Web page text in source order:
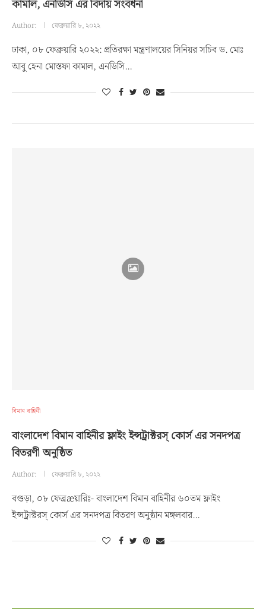
কামাল, এনডিসি এর বিদায় সংবর্ধনা
Author: ফেব্রুয়ারি ৮, ২০২২
ঢাকা, ০৮ ফেব্রুয়ারি ২০২২: প্রতিরক্ষা মন্ত্রণালয়ের সিনিয়র সচিব ড. মোঃ
আবু হেনা মোস্তফা কামাল, এনডিসি…
বিমান বাহিনী
বাংলাদেশ বিমান বাহিনীর ফ্লাইং ইন্সট্রাক্টরস্ কোর্স এর সনদপত্র
বিতরণী অনুষ্ঠিত
Author: ফেব্রুয়ারি ৮, ২০২২
বগুড়া, ০৮ ফেব্রæয়ারিঃ- বাংলাদেশ বিমান বাহিনীর ৬০তম ফ্লাইং
ইন্সট্রাক্টরস্ কোর্স এর সনদপত্র বিতরণ অনুষ্ঠান মঙ্গলবার…